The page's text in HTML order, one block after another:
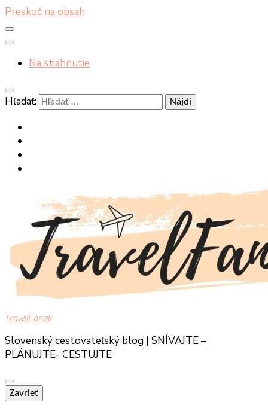
Preskoč na obsah
Na stiahnutie
Hľadať:
TravelFan.sk
Slovenský cestovateľský blog | SNÍVAJTE –
PLÁNUJTE- CESTUJTE
Zavrieť